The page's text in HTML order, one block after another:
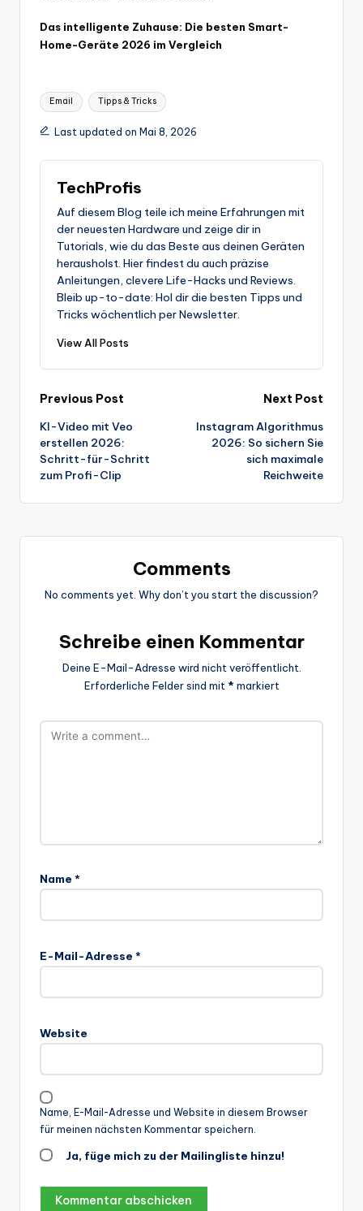
Das intelligente Zuhause: Die besten Smart-
Home-Geräte 2026 im Vergleich
Tags:
Email Tipps & Tricks
Last updated on Mai 8, 2026
TechProfis
Auf diesem Blog teile ich meine Erfahrungen mit
der neuesten Hardware und zeige dir in
Tutorials, wie du das Beste aus deinen Geräten
herausholst. Hier findest du auch präzise
Anleitungen, clevere Life-Hacks und Reviews.
Bleib up-to-date: Hol dir die besten Tipps und
Tricks wöchentlich per Newsletter.
View All Posts
Post
navigation
Previous Post
KI-Video mit Veo
erstellen 2026:
Schritt-für-Schritt
zum Profi-Clip
Next Post
Instagram Algorithmus
2026: So sichern Sie
sich maximale
Reichweite
Comments
No comments yet. Why don’t you start the discussion?
Schreibe einen Kommentar
Deine E-Mail-Adresse wird nicht veröffentlicht.
Erforderliche Felder sind mit * markiert
Name *
E-Mail-Adresse *
Website
Name, E-Mail-Adresse und Website in diesem Browser
für meinen nächsten Kommentar speichern.
Ja, füge mich zu der Mailingliste hinzu!